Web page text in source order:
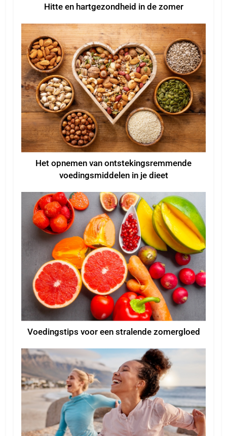
Hitte en hartgezondheid in de zomer
Het opnemen van ontstekingsremmende
voedingsmiddelen in je dieet
Voedingstips voor een stralende zomergloed